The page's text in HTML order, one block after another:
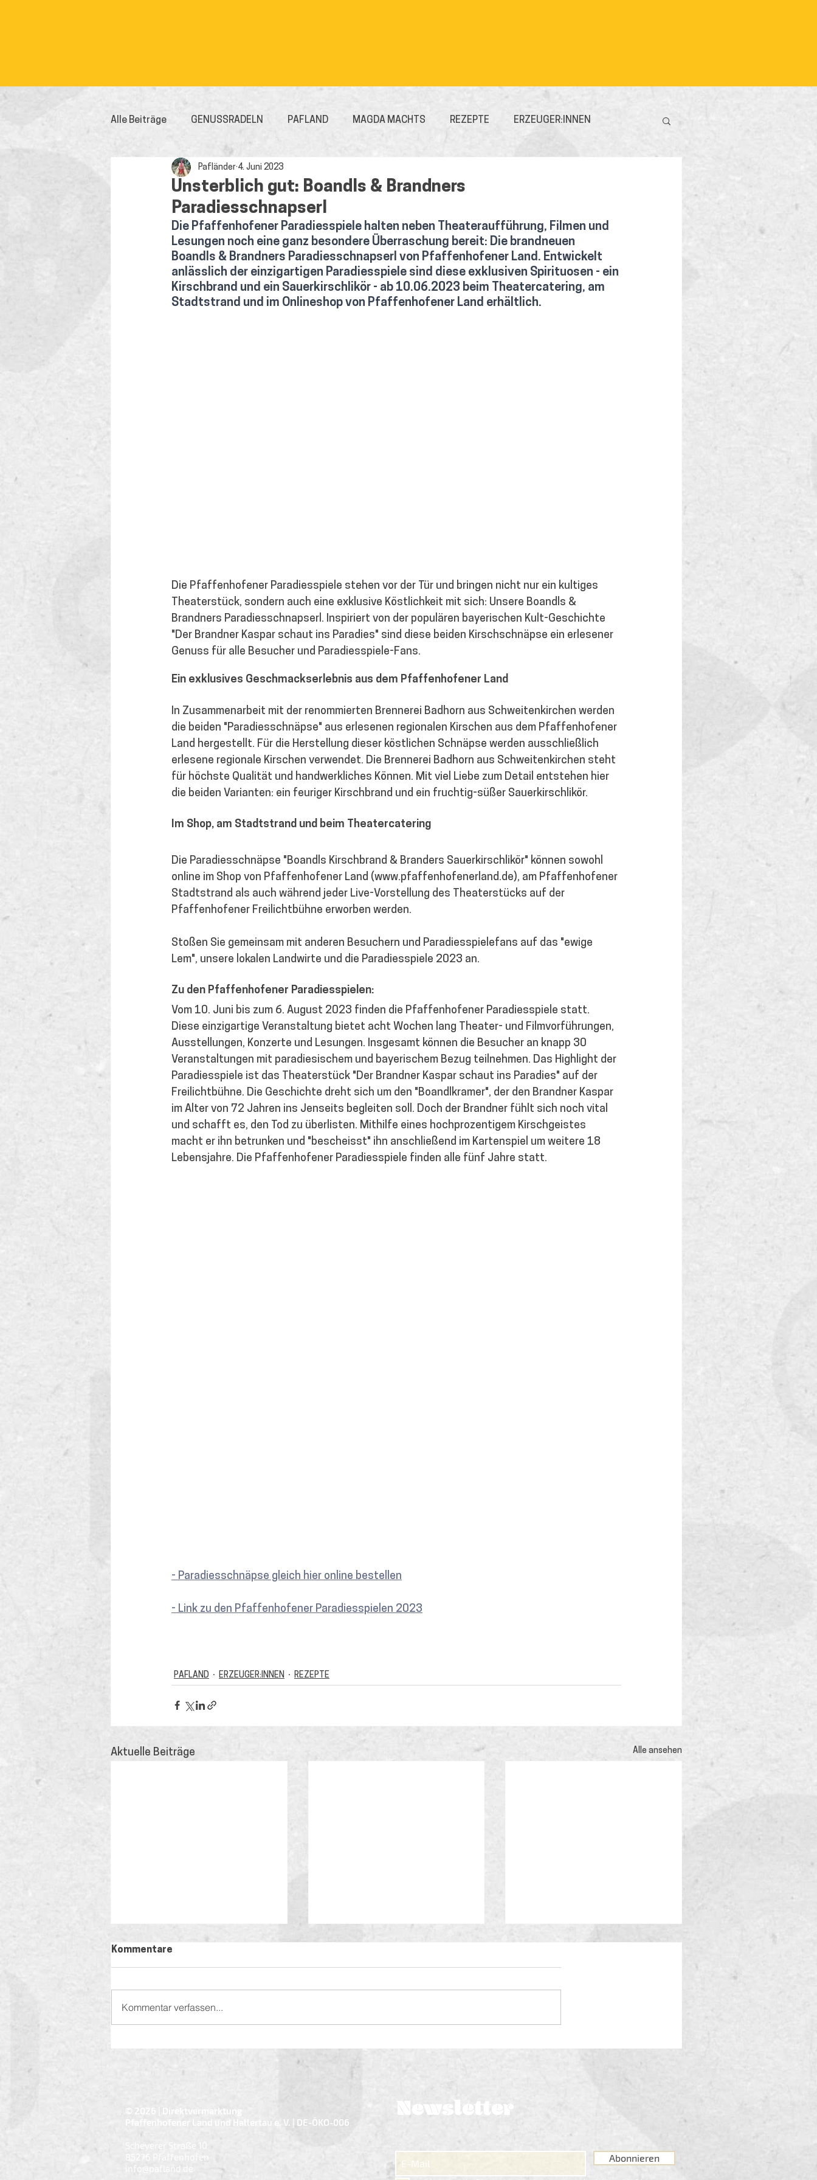
Alle Beiträge GENUSSRADELN PAFLAND MAGDA MACHTS REZEPTE ERZEUGER:INNEN
Unsterblich gut: Boandls & Brandners
Paradiesschnapserl
Pafländer 4. Juni 2023
Die Pfaffenhofener Paradiesspiele halten neben Theateraufführung, Filmen und
Lesungen noch eine ganz besondere Überraschung bereit: Die brandneuen
Boandls & Brandners Paradiesschnapserl von Pfaffenhofener Land. Entwickelt
anlässlich der einzigartigen Paradiesspiele sind diese exklusiven Spirituosen - ein
Kirschbrand und ein Sauerkirschlikör - ab 10.06.2023 beim Theatercatering, am
Stadtstrand und im Onlineshop von Pfaffenhofener Land erhältlich.
Die Pfaffenhofener Paradiesspiele stehen vor der Tür und bringen nicht nur ein kultiges
Theaterstück, sondern auch eine exklusive Köstlichkeit mit sich: Unsere Boandls &
Brandners Paradiesschnapserl. Inspiriert von der populären bayerischen Kult-Geschichte
"Der Brandner Kaspar schaut ins Paradies" sind diese beiden Kirschschnäpse ein erlesener
Genuss für alle Besucher und Paradiesspiele-Fans.
Ein exklusives Geschmackserlebnis aus dem Pfaffenhofener Land
In Zusammenarbeit mit der renommierten Brennerei Badhorn aus Schweitenkirchen werden
die beiden "Paradiesschnäpse" aus erlesenen regionalen Kirschen aus dem Pfaffenhofener
Land hergestellt. Für die Herstellung dieser köstlichen Schnäpse werden ausschließlich
erlesene regionale Kirschen verwendet. Die Brennerei Badhorn aus Schweitenkirchen steht
für höchste Qualität und handwerkliches Können. Mit viel Liebe zum Detail entstehen hier
die beiden Varianten: ein feuriger Kirschbrand und ein fruchtig-süßer Sauerkirschlikör.
Im Shop, am Stadtstrand und beim Theatercatering
Die Paradiesschnäpse "Boandls Kirschbrand & Branders Sauerkirschlikör" können sowohl
online im Shop von Pfaffenhofener Land (www.pfaffenhofenerland.de), am Pfaffenhofener
Stadtstrand als auch während jeder Live-Vorstellung des Theaterstücks auf der
Pfaffenhofener Freilichtbühne erworben werden.
Stoßen Sie gemeinsam mit anderen Besuchern und Paradiesspielefans auf das "ewige
Lem", unsere lokalen Landwirte und die Paradiesspiele 2023 an.
Zu den Pfaffenhofener Paradiesspielen:
Vom 10. Juni bis zum 6. August 2023 finden die Pfaffenhofener Paradiesspiele statt.
Diese einzigartige Veranstaltung bietet acht Wochen lang Theater- und Filmvorführungen,
Ausstellungen, Konzerte und Lesungen. Insgesamt können die Besucher an knapp 30
Veranstaltungen mit paradiesischem und bayerischem Bezug teilnehmen. Das Highlight der
Paradiesspiele ist das Theaterstück "Der Brandner Kaspar schaut ins Paradies" auf der
Freilichtbühne. Die Geschichte dreht sich um den "Boandlkramer", der den Brandner Kaspar
im Alter von 72 Jahren ins Jenseits begleiten soll. Doch der Brandner fühlt sich noch vital
und schafft es, den Tod zu überlisten. Mithilfe eines hochprozentigem Kirschgeistes
macht er ihn betrunken und "bescheisst" ihn anschließend im Kartenspiel um weitere 18
Lebensjahre. Die Pfaffenhofener Paradiesspiele finden alle fünf Jahre statt.
- Paradiesschnäpse gleich hier online bestellen
- Link zu den Pfaffenhofener Paradiesspielen 2023
PAFLAND ERZEUGER:INNEN REZEPTE
Aktuelle Beiträge Alle ansehen
Königin im Pfaffenhofener
Kommentare
Kommentar verfassen...
© 2026 | Direktvermarktung
Pfaffenhofener Land und Hallertau e. V. | DE-ÖKO-006
Scheyerer Straße 10
85276 Pfaffenhofen
info@pafland.de
Newsletter
Abonnieren